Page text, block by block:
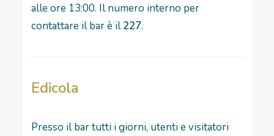
alle ore 13:00. Il numero interno per
contattare il bar è il227.
Edicola
Presso il bar tutti i giorni, utenti e visitatori